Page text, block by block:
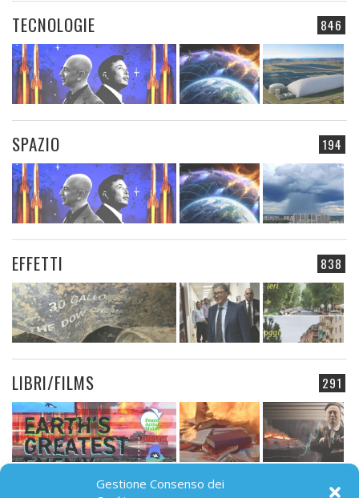
Gestione Consenso dei
846
TECNOLOGIE
194
SPAZIO
838
EFFETTI
291
LIBRI/FILMS